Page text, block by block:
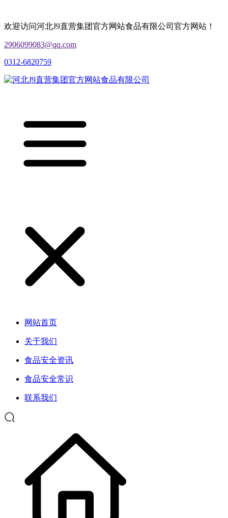
欢迎访问河北J9直营集团官方网站食品有限公司官方网站！
2906099083@qq.com
0312-6820759
网站首页
关于我们
食品安全资讯
食品安全常识
联系我们